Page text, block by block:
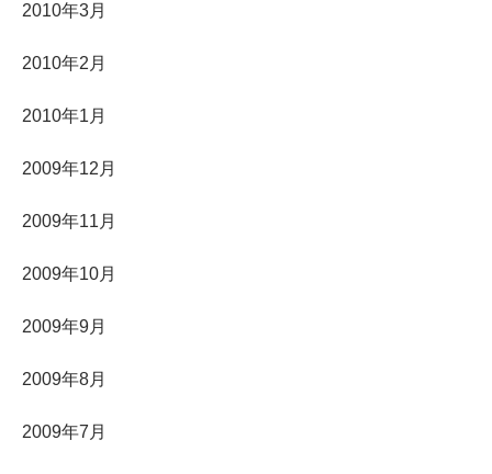
2010年3月
2010年2月
2010年1月
2009年12月
2009年11月
2009年10月
2009年9月
2009年8月
2009年7月